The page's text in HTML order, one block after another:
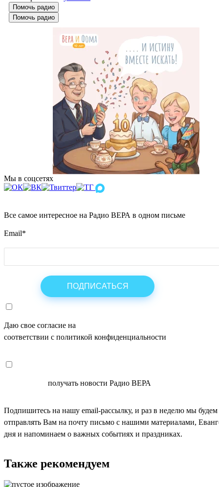
Помочь радио
Помочь радио
Мы в соцсетях
Все самое интересное на Радио ВЕРА в одном письме
Email*
Даю свое согласие на
соответствии с политикой конфиденциальности
получать новости Радио ВЕРА
Подпишитесь на нашу email-рассылку, и раз в неделю мы будем
отправлять Вам на почту письмо с нашими материалами,
дня и напоминаем о важных событиях и праздниках.
Также рекомендуем